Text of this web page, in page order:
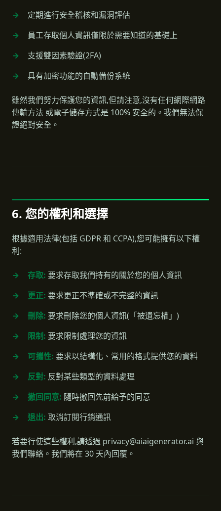
定期進行安全稽核和漏洞評估
員工存取個人資訊僅限於需要知道的基礎上
支援雙因素驗證(2FA)
具有加密功能的自動備份系統
雖然我們努力保護您的資訊,但請注意,沒有任何網際網路
傳輸方法 或電子儲存方式是 100% 安全的。我們無法保
證絕對安全。
6. 您的權利和選擇
根據適用法律(包括 GDPR 和 CCPA),您可能擁有以下權
利:
存取: 要求存取我們持有的關於您的個人資訊
更正: 要求更正不準確或不完整的資訊
刪除: 要求刪除您的個人資訊(「被遺忘權」)
限制: 要求限制處理您的資訊
可攜性: 要求以結構化、常用的格式提供您的資料
反對: 反對某些類型的資料處理
撤回同意: 隨時撤回先前給予的同意
退出: 取消訂閱行銷通訊
若要行使這些權利,請透過 privacy@aiaigenerator.ai 與
我們聯絡。我們將在 30 天內回覆。